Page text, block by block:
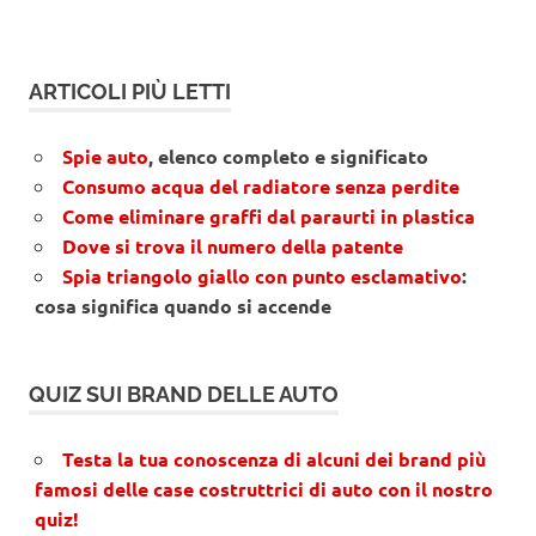
ARTICOLI PIÙ LETTI
Spie auto, elenco completo e significato
Consumo acqua del radiatore senza perdite
Come eliminare graffi dal paraurti in plastica
Dove si trova il numero della patente
Spia triangolo giallo con punto esclamativo:
cosa significa quando si accende
QUIZ SUI BRAND DELLE AUTO
Testa la tua conoscenza di alcuni dei brand più
famosi delle case costruttrici di auto con il nostro
quiz!